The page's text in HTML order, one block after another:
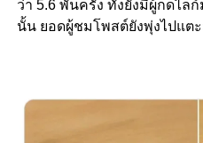
ว่า 5.6 พันครั้ง ทั้งยังมีผู้กดไล
นั้น ยอดผู้ชมโพสต์ยังพุ่งไปแต